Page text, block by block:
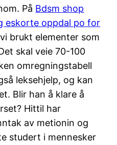
På Bdsm shop
eskorte oppdal po for
brukt elementer som
skal veie 70-100
omregningstabell
leksehjelp, og kan
Blir han å klare å
Hittil har
av metionin og
studert i mennesker